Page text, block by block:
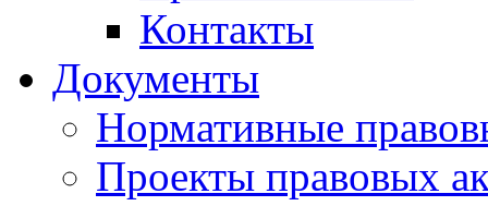
Контакты
Документы
Нормативные
Проекты правовых